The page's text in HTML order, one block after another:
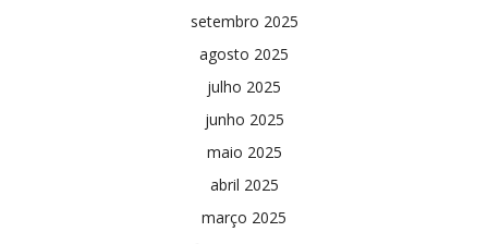
setembro 2025
agosto 2025
julho 2025
junho 2025
maio 2025
abril 2025
março 2025